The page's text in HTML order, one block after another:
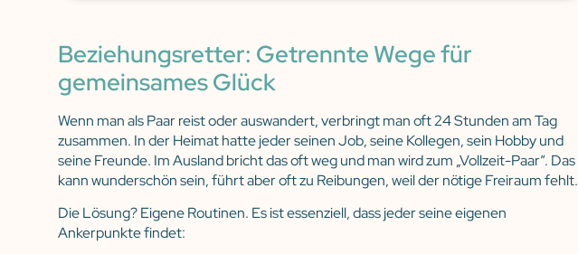
Beziehungsretter: Getrennte Wege für
gemeinsames Glück
Wenn man als Paar reist oder auswandert, verbringt man oft 24 Stunden am Tag
zusammen. In der Heimat hatte jeder seinen Job, seine Kollegen, sein Hobby und
seine Freunde. Im Ausland bricht das oft weg und man wird zum „Vollzeit-Paar”. Das
kann wunderschön sein, führt aber oft zu Reibungen, weil der nötige Freiraum fehlt.
Die Lösung? Eigene Routinen. Es ist essenziell, dass jeder seine eigenen
Ankerpunkte findet: